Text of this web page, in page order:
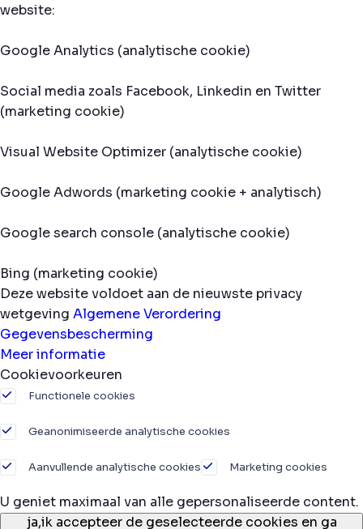
website:
Google Analytics (analytische cookie)
Social media zoals Facebook, Linkedin en Twitter
(marketing cookie)
Visual Website Optimizer (analytische cookie)
Google Adwords (marketing cookie + analytisch)
Google search console (analytische cookie)
Bing (marketing cookie)
Deze website voldoet aan de nieuwste privacy
wetgeving Algemene Verordering
Gegevensbescherming
Meer informatie
Cookievoorkeuren
Functionele cookies
Geanonimiseerde analytische cookies
Aanvullende analytische cookies Marketing cookies
U geniet maximaal van alle gepersonaliseerde content.
ja,ik accepteer de geselecteerde cookies en ga